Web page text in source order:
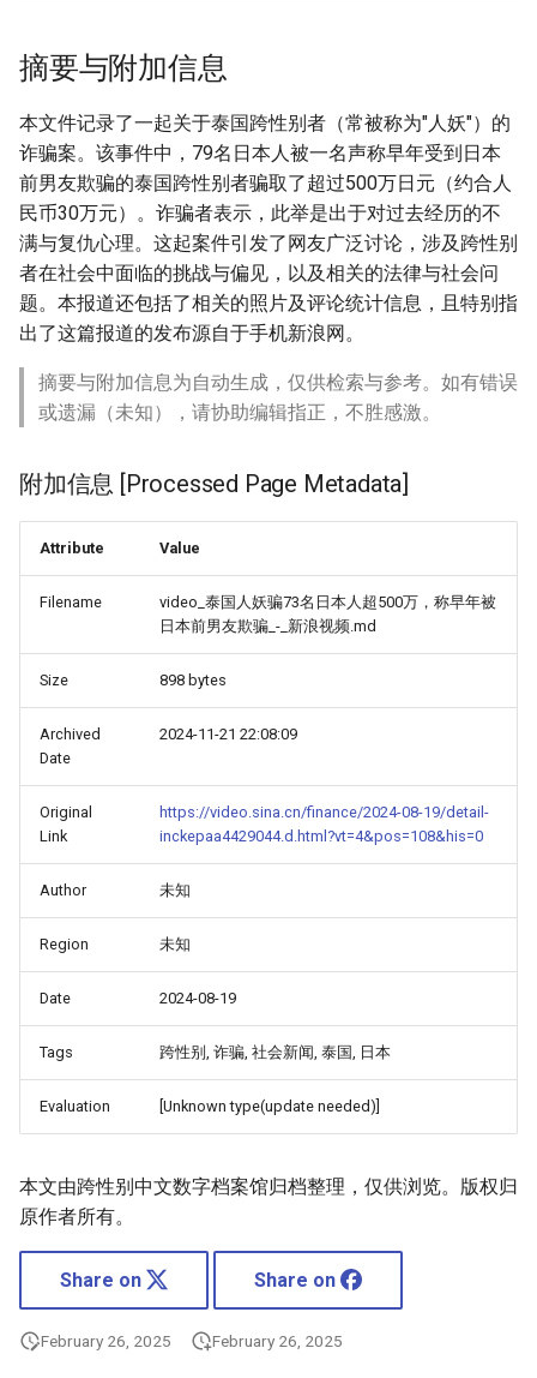
摘要与附加信息
本文件记录了一起关于泰国跨性别者（常被称为"人妖"）的
诈骗案。该事件中，79名日本人被一名声称早年受到日本
前男友欺骗的泰国跨性别者骗取了超过500万日元（约合人
民币30万元）。诈骗者表示，此举是出于对过去经历的不
满与复仇心理。这起案件引发了网友广泛讨论，涉及跨性别
者在社会中面临的挑战与偏见，以及相关的法律与社会问
题。本报道还包括了相关的照片及评论统计信息，且特别指
出了这篇报道的发布源自于手机新浪网。
摘要与附加信息为自动生成，仅供检索与参考。如有错误
或遗漏（未知），请协助编辑指正，不胜感激。
附加信息 [Processed Page Metadata]
Attribute Value
Filename
video_泰国人妖骗73名日本人超500万，称早年被
日本前男友欺骗_-_新浪视频.md
Size 898 bytes
Archived
Date
2024-11-21 22:08:09
Original
Link
https://video.sina.cn/finance/2024-08-19/detail-
inckepaa4429044.d.html?vt=4&pos=108&his=0
Author 未知
Region 未知
Date 2024-08-19
Tags 跨性别, 诈骗, 社会新闻, 泰国, 日本
Evaluation [Unknown type(update needed)]
本文由跨性别中文数字档案馆归档整理，仅供浏览。版权归
原作者所有。
Share on Share on
February 26, 2025 February 26, 2025